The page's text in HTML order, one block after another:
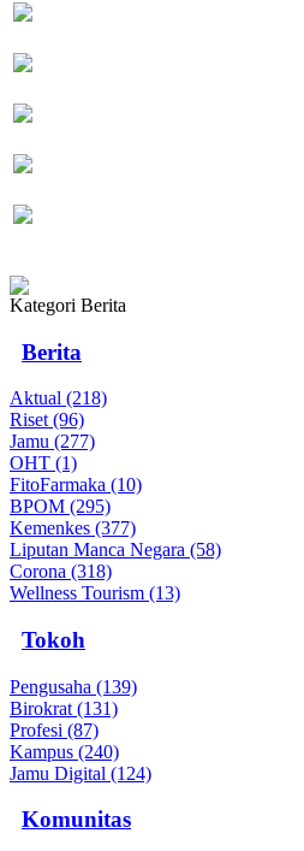
Kategori Berita
Berita
Aktual (218)
Riset (96)
Jamu (277)
OHT (1)
FitoFarmaka (10)
BPOM (295)
Kemenkes (377)
Liputan Manca Negara (58)
Corona (318)
Wellness Tourism (13)
Tokoh
Pengusaha (139)
Birokrat (131)
Profesi (87)
Kampus (240)
Jamu Digital (124)
Komunitas